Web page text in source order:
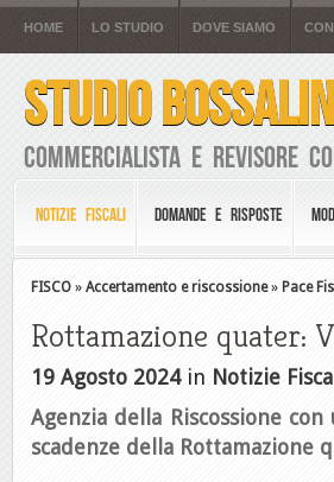
HOME LO STUDIO DOVE SIAMO
STUDIO BOSSALINI
Commercialista e Revisore
NOTIZIE FISCALI DOMANDE E RISPOSTE
FISCO » Accertamento e riscossione» Pace
Rottamazione quater:
19 Agosto 2024in Notizie
Agenzia della Riscossione
scadenze della Rottamazione